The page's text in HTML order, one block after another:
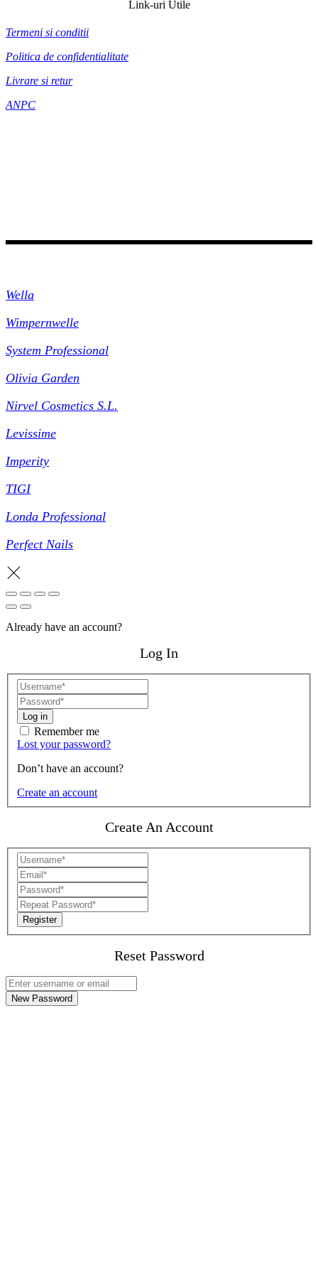
Link-uri Utile
Termeni si conditii
Politica de confidentialitate
Livrare si retur
ANPC
Wella
Wimpernwelle
System Professional
Olivia Garden
Nirvel Cosmetics S.L.
Levissime
Imperity
TIGI
Londa Professional
Perfect Nails
Already have an account?
Log In
Log in
Remember me
Lost your password?
Don’t have an account?
Create an account
Create An Account
Register
Reset Password
New Password